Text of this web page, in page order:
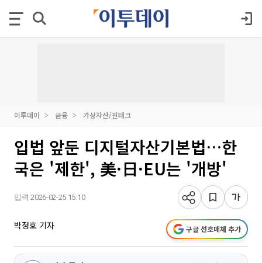
이투데이 금융 가상자산/핀테크
입법 앞둔 디지털자산기본법…한
국은 '제한', 美·日·EU는 '개방'
입력 2026-02-25 15:10
박정호 기자 구글 선호매체 추가